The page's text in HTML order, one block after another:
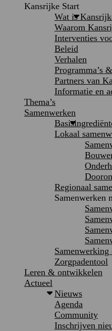
Kansrijke Start
Wat is
Waarom
Interventies
Beleid
Verhalen
Programma’s
Partners van
Informatie en
Thema’s
Samenwerken
Lokaal
Regionaal
Samenwerken
Samenwerking
Zorgpadentool
Leren & ontwikkelen
Actueel
Nieuws
Agenda
Community
Inschrijven